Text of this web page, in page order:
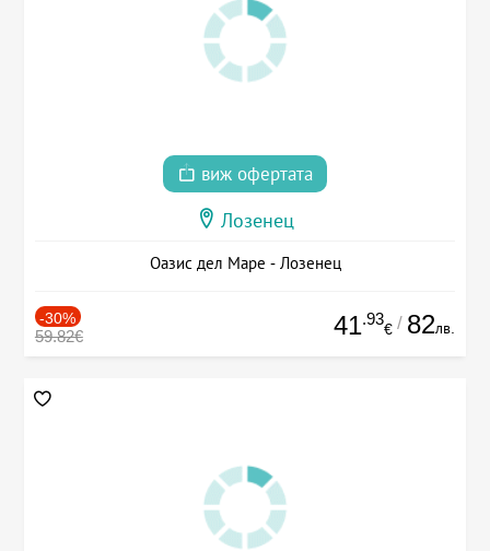
виж офертата
Лозенец
Оазис дел Маре - Лозенец
-30%
59.82€ 41.93
€ / 82лв.